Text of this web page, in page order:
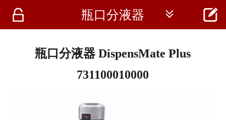
 首页
 瓶口分液器  
瓶口分液器 DispensMate Plus
731100010000